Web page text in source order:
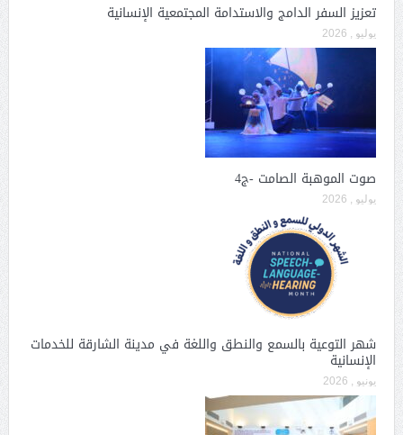
تعزيز السفر الدامج والاستدامة المجتمعية الإنسانية
يوليو , 2026
صوت الموهبة الصامت -ج4
يوليو , 2026
شهر التوعية بالسمع والنطق واللغة في مدينة الشارقة للخدمات
الإنسانية
يونيو , 2026